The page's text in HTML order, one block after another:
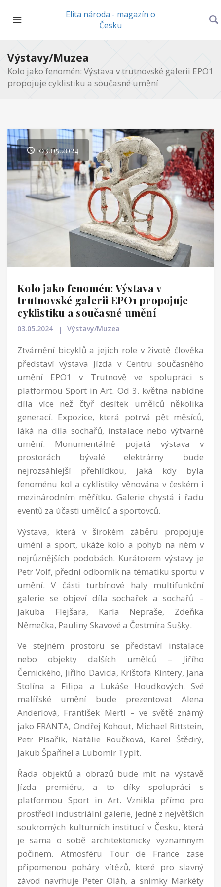
Elita národa - magazín o
Česku
Výstavy/Muzea
Kolo jako fenomén: Výstava v trutnovské galerii EPO1
propojuje cyklistiku a současné umění
03.05.2024
Kolo jako fenomén: Výstava v
trutnovské galerii EPO1 propojuje
cyklistiku a současné umění
03.05.2024 Výstavy/Muzea
Ztvárnění bicyklů a jejich role v životě člověka
představí výstava Jízda v Centru současného
umění EPO1 v Trutnově ve spolupráci s
platformou Sport in Art. Od 3. května nabídne
díla více než čtyř desítek umělců několika
generací. Expozice, která potrvá pět měsíců,
láká na díla sochařů, instalace nebo výtvarné
umění. Monumentálně pojatá výstava v
prostorách bývalé elektrárny bude
nejrozsáhlejší přehlídkou, jaká kdy byla
fenoménu kol a cyklistiky věnována v českém i
mezinárodním měřítku. Galerie chystá i řadu
eventů za účasti umělců a sportovců.
Výstava, která v širokém záběru propojuje
umění a sport, ukáže kolo a pohyb na něm v
nejrůznějších podobách. Kurátorem výstavy je
Petr Volf, přední odborník na tématiku sportu v
umění. V části turbínové haly multifunkční
galerie se objeví díla sochařek a sochařů –
Jakuba Flejšara, Karla Nepraše, Zdeňka
Němečka, Pauliny Skavové a Čestmíra Sušky.
Ve stejném prostoru se představí instalace
nebo objekty dalších umělců – Jiřího
Černického, Jiřího Davida, Krištofa Kintery, Jana
Stolína a Filipa a Lukáše Houdkových. Své
malířské umění bude prezentovat Alena
Anderlová, František Mertl – ve světě známý
jako FRANTA, Ondřej Kohout, Michael Rittstein,
Petr Písařík, Natálie Roučková, Karel Štědrý,
Jakub Špaňhel a Lubomír Typlt.
Řada objektů a obrazů bude mít na výstavě
Jízda premiéru, a to díky spolupráci s
platformou Sport in Art. Vznikla přímo pro
prostředí industriální galerie, jedné z největších
soukromých kulturních institucí v Česku, která
je sama o sobě architektonicky významným
počinem. Atmosféru Tour de France zase
připomenou poháry vítězů, které pro slavný
závod navrhuje Peter Oláh, a snímky Markéty